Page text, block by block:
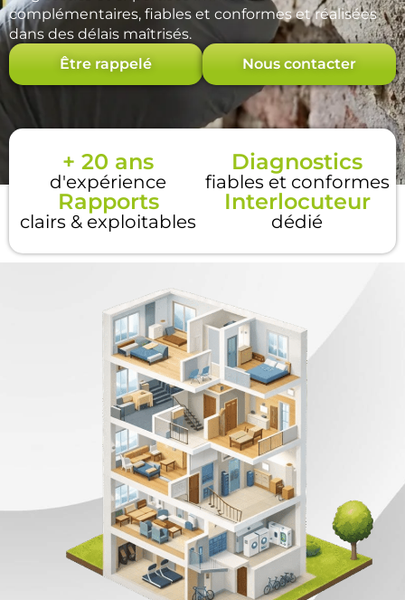
complémentaires, fiables et conformes et réalisées
dans des délais maîtrisés.
Être rappelé Nous contacter
+ 20 ans
d'expérience
Diagnostics
fiables et conformes
Rapports
clairs & exploitables
Interlocuteur
dédié